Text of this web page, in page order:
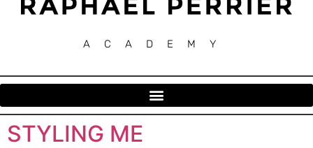
ACADEMY
STYLING ME